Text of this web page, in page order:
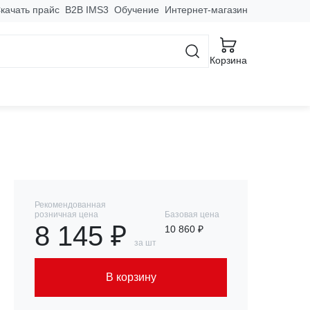
прайс B2B IMS3 Обучение Интернет-магазин
Корзина
Рекомендованная
розничная цена
8 145 ₽ за шт
Базовая цена
10 860 ₽
В корзину